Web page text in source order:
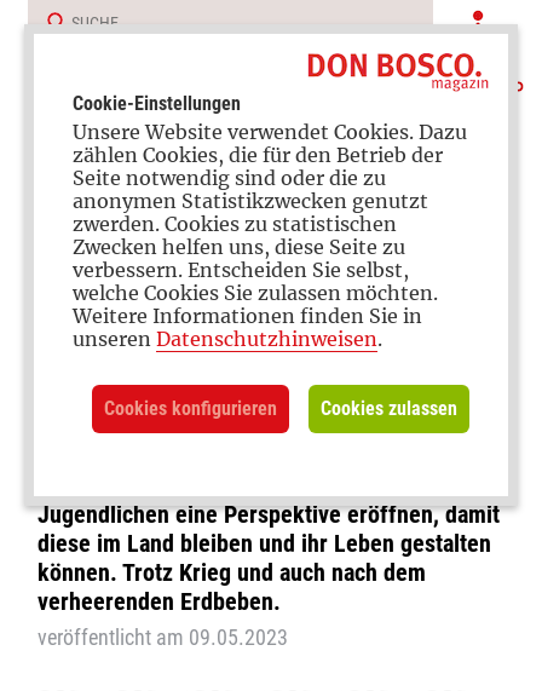
Kriegsfolgen
Wie Don Bosco jungen
Menschen in Syrien hilft
Jugendlichen eine Perspektive eröffnen, damit
diese im Land bleiben und ihr Leben gestalten
können. Trotz Krieg und auch nach dem
verheerenden Erdbeben.
veröffentlicht am 09.05.2023
Cookie-Einstellungen
Unsere Website verwendet Cookies. Dazu
zählen Cookies, die für den Betrieb der
Seite notwendig sind oder die zu
anonymen Statistikzwecken genutzt
zwerden. Cookies zu statistischen
Zwecken helfen uns, diese Seite zu
verbessern. Entscheiden Sie selbst,
welche Cookies Sie zulassen möchten.
Weitere Informationen finden Sie in
unseren Datenschutzhinweisen.
Cookies konfigurieren Cookies zulassen